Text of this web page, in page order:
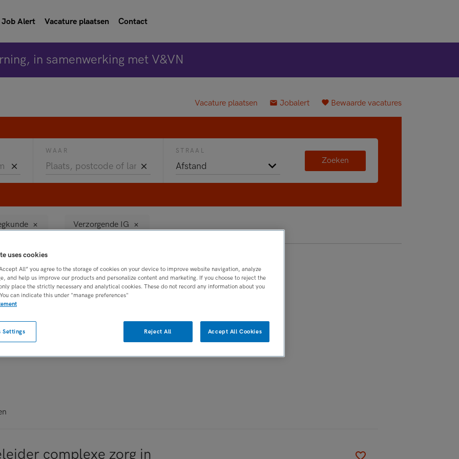
Job Alert Vacature plaatsen Contact
in samenwerking met V&VN
Vacature plaatsen Jobalert Bewaarde vacatures
WAAR STRAAL
Zoeken
Verzorgende IG
(Verpleegkunde)
Verzorgende IG vacatures.
en solliciteer direct op uw nieuwe baan via
RSS-feed selecteren.Bekijk hier
IG vacatures
complexe zorg in
uses cookies
All” you agree to the storage of cookies on your device to improve website navigation, analyze
and help us improve our products and personalize content and marketing. If you choose to reject the
place the strictly necessary and analytical cookies. These do not record any information about you
can indicate this under "manage preferences"
Reject All Accept All Cookies
Settings